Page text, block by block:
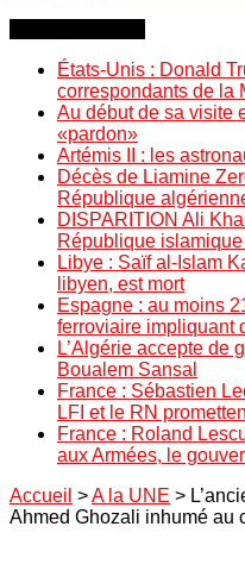
États-Unis : Donald
correspondants de la
Au début de sa visite
«pardon»
Artémis II : les
Décès de Liamine
République
DISPARITION Ali
République islamique
Libye : Saïf al-Islam
libyen, est mort
Espagne : au moins
ferroviaire impliquant
L’Algérie accepte de
Boualem Sansal
France : Sébastien
LFI et le RN
France : Roland
aux Armées, le
Accueil >A la UNE >
Ahmed Ghozali inhumé au